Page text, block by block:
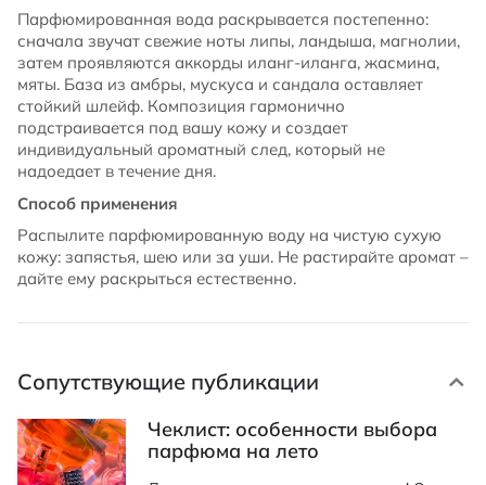
Парфюмированная вода раскрывается постепенно:
сначала звучат свежие ноты липы, ландыша, магнолии,
затем проявляются аккорды иланг-иланга, жасмина,
мяты. База из амбры, мускуса и сандала оставляет
стойкий шлейф. Композиция гармонично
подстраивается под вашу кожу и создает
индивидуальный ароматный след, который не
надоедает в течение дня.
Способ применения
Распылите парфюмированную воду на чистую сухую
кожу: запястья, шею или за уши. Не растирайте аромат –
дайте ему раскрыться естественно.
Сопутствующие публикации
Чеклист: особенности выбора
парфюма на лето